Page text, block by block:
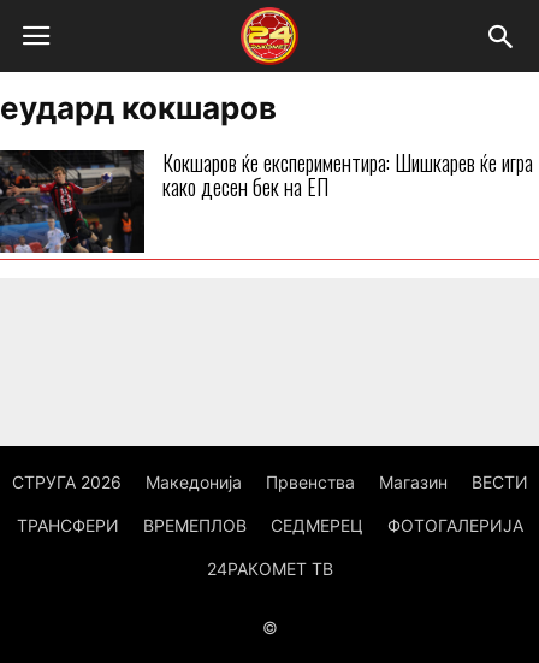
еудард кокшаров
Кокшаров ќе експериментира: Шишкарев ќе игра
како десен бек на ЕП
СТРУГА 2026 Македонија Првенства Магазин ВЕСТИ
ТРАНСФЕРИ ВРЕМЕПЛОВ СЕДМЕРЕЦ ФОТОГАЛЕРИЈА
24РАКОМЕТ ТВ
©